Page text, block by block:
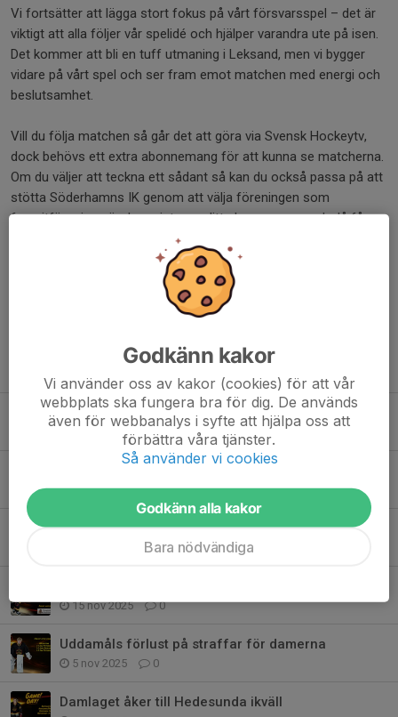
Vi fortsätter att lägga stort fokus på vårt försvarsspel – det är
viktigt att alla följer vår spelidé och hjälper varandra ute på isen.
Det kommer att bli en tuff utmaning i Leksand, men vi bygger
vidare på vårt spel och ser fram emot matchen med energi och
beslutsamhet.
Vill du följa matchen så går det att göra via Svensk Hockeytv,
dock behövs ett extra abonnemang för att kunna se matcherna.
Om du väljer att teckna ett sådant så kan du också passa på att
stötta Söderhamns IK genom att välja föreningen som
favoritförening när du registrerar ditt abonnemang och då får
föreningen en del av avgiften.
Tidigare nyheter
Fam Pettersen lämnar SIK
21 dec 2025 0
9 dec 2025 0
Fortsättningen för Damlaget
0
15 nov 2025 0
Uddamåls förlust på straffar för damerna
5 nov 2025 0
Damlaget åker till Hedesunda ikväll
Godkänn kakor
Vi använder oss av kakor (cookies) för att vår
webbplats ska fungera bra för dig. De används
även för webbanalys i syfte att hjälpa oss att
förbättra våra tjänster.
Så använder vi cookies
Godkänn alla kakor
Bara nödvändiga